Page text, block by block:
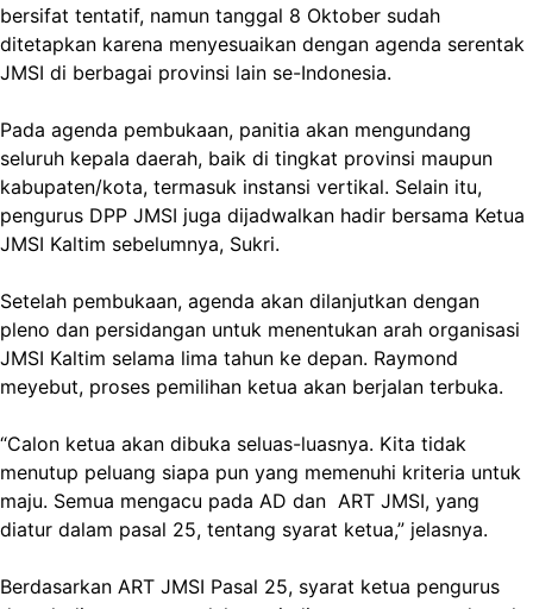
bersifat tentatif, namun tanggal 8 Oktober sudah
ditetapkan karena menyesuaikan dengan agenda serentak
JMSI di berbagai provinsi lain se-Indonesia.
Pada agenda pembukaan, panitia akan mengundang
seluruh kepala daerah, baik di tingkat provinsi maupun
kabupaten/kota, termasuk instansi vertikal. Selain itu,
pengurus DPP JMSI juga dijadwalkan hadir bersama Ketua
JMSI Kaltim sebelumnya, Sukri.
Setelah pembukaan, agenda akan dilanjutkan dengan
pleno dan persidangan untuk menentukan arah organisasi
JMSI Kaltim selama lima tahun ke depan. Raymond
meyebut, proses pemilihan ketua akan berjalan terbuka.
“Calon ketua akan dibuka seluas-luasnya. Kita tidak
menutup peluang siapa pun yang memenuhi kriteria untuk
maju. Semua mengacu pada AD dan ART JMSI, yang
diatur dalam pasal 25, tentang syarat ketua,” jelasnya.
Berdasarkan ART JMSI Pasal 25, syarat ketua pengurus